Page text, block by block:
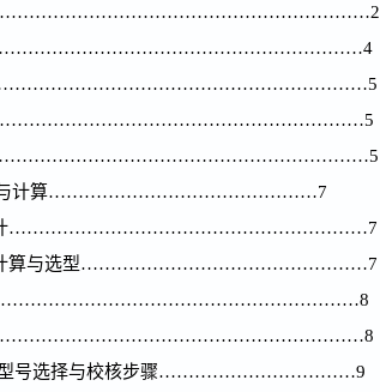
义…………………………………………………………5
设计与计算………………………………………7
造设计……………………………………………………7
的计算与选型…………………………………………7
……………………………………………………………8
的型号选择与校核步骤……………………………9